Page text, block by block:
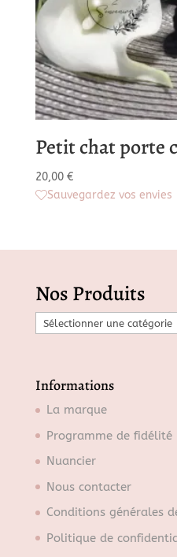
Petit chat porte
20,00 €
Sauvegardez vos envies
Nos Produits
e
i
o
e
r
Informations
La marque
Programme de fidélité
Nuancier
Nous contacter
Conditions générales
Politique de